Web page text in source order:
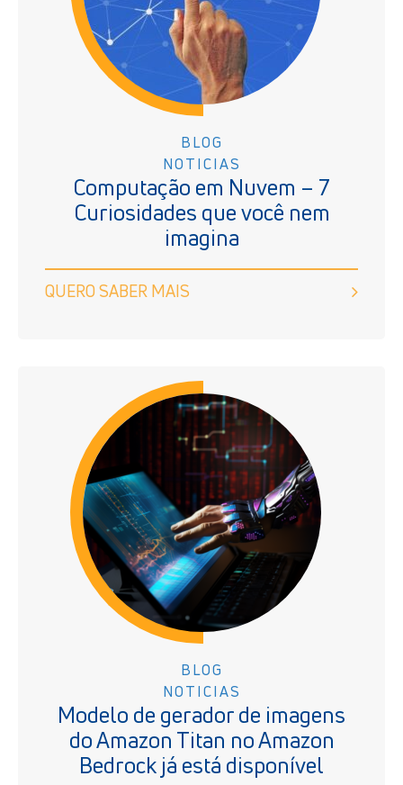
BLOG
NOTICIAS
Computação em Nuvem – 7
Curiosidades que você nem
imagina
QUERO SABER MAIS
BLOG
NOTICIAS
Modelo de gerador de imagens
do Amazon Titan no Amazon
Bedrock já está disponível